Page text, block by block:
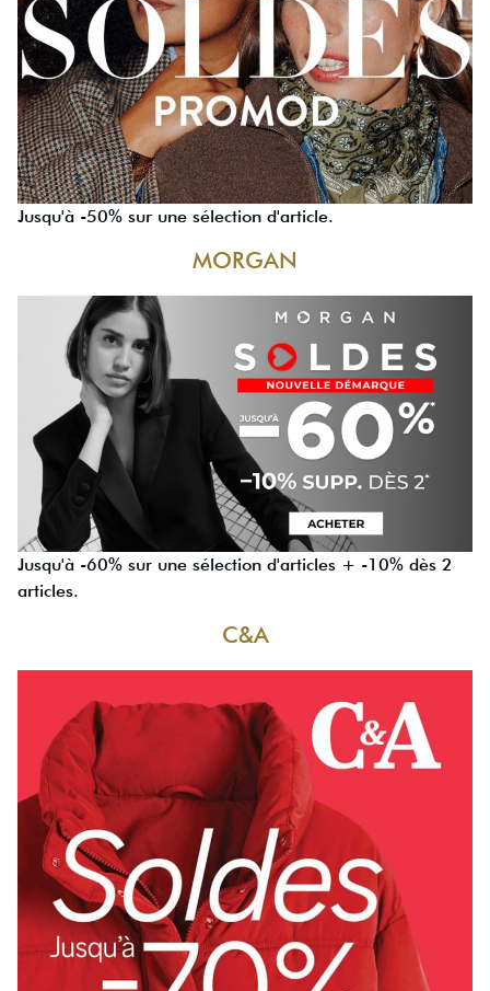
Jusqu'à -50% sur une sélection d'article.
MORGAN
Jusqu'à -60% sur une sélection d'articles + -10% dès 2
articles.
C&A